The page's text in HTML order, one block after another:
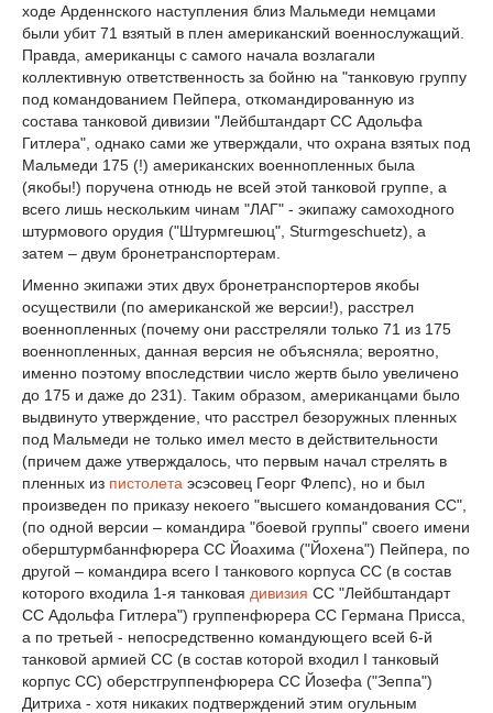
ходе Арденнского наступления близ Мальмеди немцами
были убит 71 взятый в плен американский военнослужащий.
Правда, американцы с самого начала возлагали
коллективную ответственность за бойню на "танковую группу
под командованием Пейпера, откомандированную из
состава танковой дивизии "Лейбштандарт СС Адольфа
Гитлера", однако сами же утверждали, что охрана взятых под
Мальмеди 175 (!) американских военнопленных была
(якобы!) поручена отнюдь не всей этой танковой группе, а
всего лишь нескольким чинам "ЛАГ" - экипажу самоходного
штурмового орудия ("Штурмгешюц", Sturmgeschuetz), а
затем – двум бронетранспортерам.
Именно экипажи этих двух бронетранспортеров якобы
осуществили (по американской же версии!), расстрел
военнопленных (почему они расстреляли только 71 из 175
военнопленных, данная версия не объясняла; вероятно,
именно поэтому впоследствии число жертв было увеличено
до 175 и даже до 231). Таким образом, американцами было
выдвинуто утверждение, что расстрел безоружных пленных
под Мальмеди не только имел место в действительности
(причем даже утверждалось, что первым начал стрелять в
пленных из пистолета эсэсовец Георг Флепс), но и был
произведен по приказу некоего "высшего командования СС",
(по одной версии – командира "боевой группы" своего имени
оберштурмбаннфюрера СС Йоахима ("Йохена") Пейпера, по
другой – командира всего I танкового корпуса СС (в состав
которого входила 1-я танковая дивизия СС "Лейбштандарт
СС Адольфа Гитлера") группенфюрера СС Германа Присса,
а по третьей - непосредственно командующего всей 6-й
танковой армией СС (в состав которой входил I танковый
корпус СС) оберстгруппенфюрера СС Йозефа ("Зеппа")
Дитриха - хотя никаких подтверждений этим огульным